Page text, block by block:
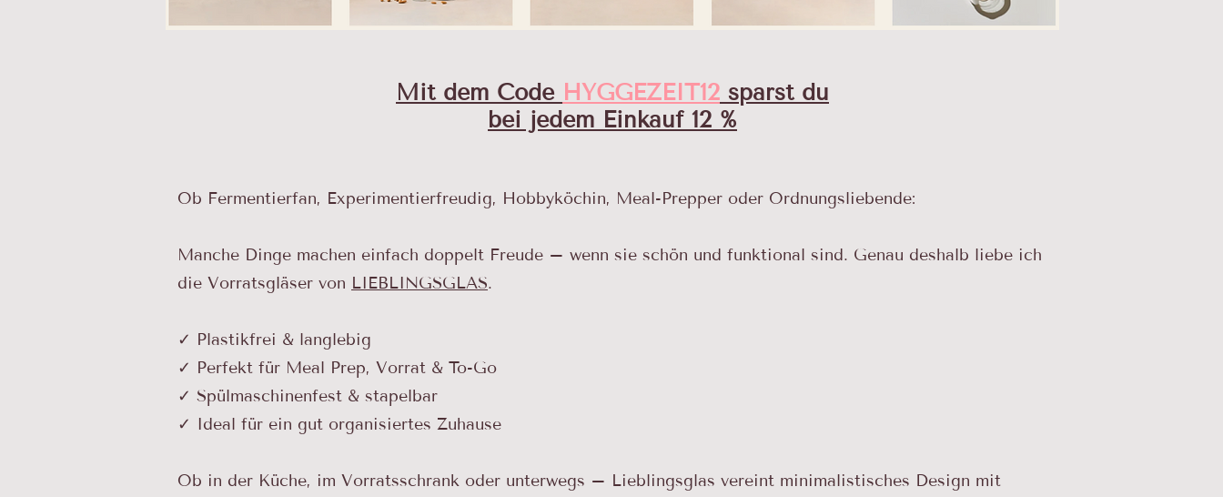
Mit dem Code HYGGEZEIT12 sparst du
bei jedem Einkauf 12 %
Ob Fermentierfan, Experimentierfreudig, Hobbyköchin, Meal-Prepper oder Ordnungsliebende:
Manche Dinge machen einfach doppelt Freude – wenn sie schön und funktional sind. Genau deshalb liebe ich
die Vorratsgläser von LIEBLINGSGLAS.
✓ Plastikfrei & langlebig
✓ Perfekt für Meal Prep, Vorrat & To-Go
✓ Spülmaschinenfest & stapelbar
✓ Ideal für ein gut organisiertes Zuhause
Ob in der Küche, im Vorratsschrank oder unterwegs – Lieblingsglas vereint minimalistisches Design mit